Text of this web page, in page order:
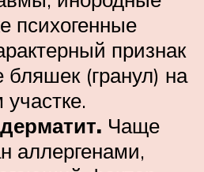
психогенные
признак
бляшек (гранул) на
Чаще
аллергенами,